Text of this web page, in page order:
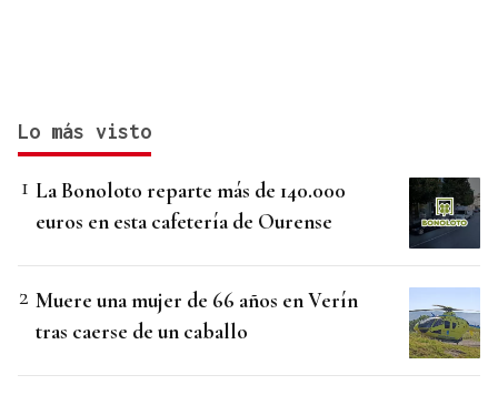
Lo más visto
La Bonoloto reparte más de 140.000
euros en esta cafetería de Ourense
Muere una mujer de 66 años en Verín
tras caerse de un caballo